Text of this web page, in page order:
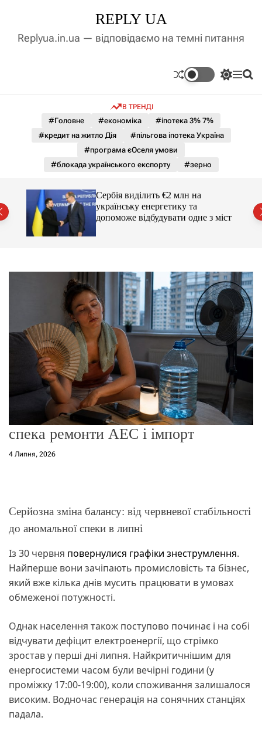
д
REPLY UA
Replyua.in.ua — відповідаємо на темні питання
П
м
к
к
р
р
е
ж
у
М П
В ТРЕНДІ
#Головне #економіка
#іпотека 3% 7%
#кредит на житло Дія
#пільгова іпотека Україна
#програма єОселя умови
#блокада українського експорту
#зерно
Сербія виділить €2 млн на
українську енергетику та
допоможе відбудувати одне з міст
спека ремонти АЕС і імпорт
4 Липня, 2026
Серйозна зміна балансу: від червневої стабільності
до аномальної спеки в липні
Із 30 червня повернулися графіки знеструмлення.
Найперше вони зачіпають промисловість та бізнес,
який вже кілька днів мусить працювати в умовах
обмеженої потужності.
Однак населення також поступово починає і на собі
відчувати дефіцит електроенергії, що стрімко
зростав у перші дні липня. Найкритичнішим для
енергосистеми часом були вечірні години (у
проміжку 17:00-19:00), коли споживання залишалося
високим. Водночас генерація на сонячних станціях
падала.